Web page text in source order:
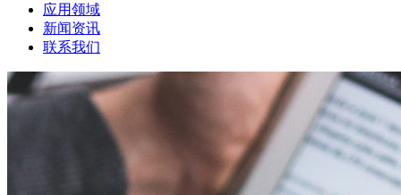
应用领域
新闻资讯
联系我们